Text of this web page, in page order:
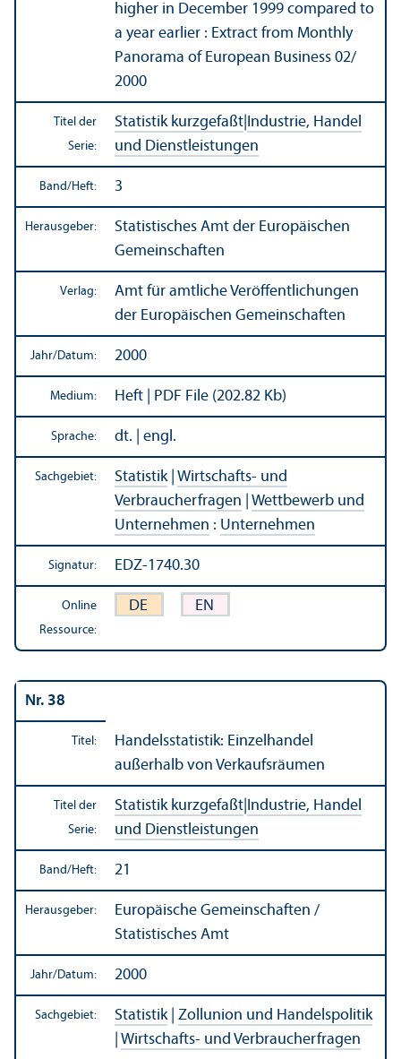
higher in December 1999 compared to
a year earlier : Extract from Monthly
Panorama of European Business 02/
2000
Titel der
Serie:
Statistik kurzgefaßt Industrie, Handel
und Dienstleistungen
Band/Heft: 3
Herausgeber:
Statistisches Amt der Europäischen
Gemeinschaften
Verlag:
Amt für amtliche Veröffentlichungen
der Europäischen Gemeinschaften
Jahr/Datum: 2000
Medium: Heft | PDF File (202.82 Kb)
Sprache: dt. | engl.
Sachgebiet: Statistik| Wirtschafts- und
Verbraucherfragen
Wettbewerb und
Unter­nehmen : Unter­nehmen
Signatur: EDZ-1740.30
Online
Ressource:
DE EN
Nr. 38
Titel:
Handels­statistik: Einzelhandel
außerhalb von Verkaufsräumen
Titel der
Serie:
Statistik kurzgefaßt Industrie, Handel
und Dienstleistungen
Band/Heft: 21
Herausgeber:
Europäische Gemeinschaften /
Statistisches Amt
Jahr/Datum: 2000
Sachgebiet: Statistik| Zollunion und Handels­politik
Wirtschafts- und Verbraucherfragen